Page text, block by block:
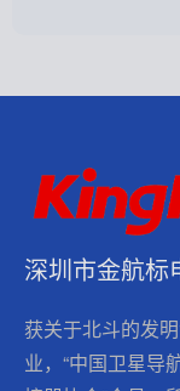
深圳市金航标
获关于北斗的发
业，“中国卫星导